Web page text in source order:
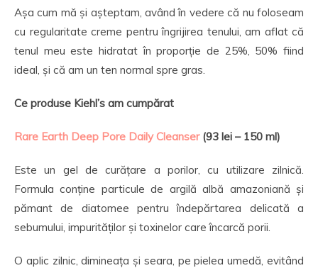
Așa cum mă și așteptam, având în vedere că nu foloseam
cu regularitate creme pentru îngrijirea tenului, am aflat că
tenul meu este hidratat în proporție de 25%, 50% fiind
ideal, și că am un ten normal spre gras.
Ce produse Kiehl’s am cumpărat
Rare Earth Deep Pore Daily Cleanser(93 lei – 150 ml)
Este un gel de curățare a porilor, cu utilizare zilnică.
Formula conține particule de argilă albă amazoniană și
pămant de diatomee pentru îndepărtarea delicată a
sebumului, impurităților și toxinelor care încarcă porii.
O aplic zilnic, dimineața și seara, pe pielea umedă, evitând